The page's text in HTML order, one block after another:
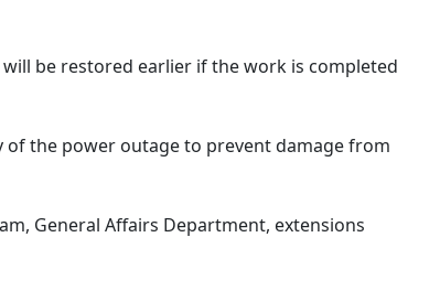
be restored earlier if the work is completed
the power outage to prevent damage from
General Affairs Department, extensions